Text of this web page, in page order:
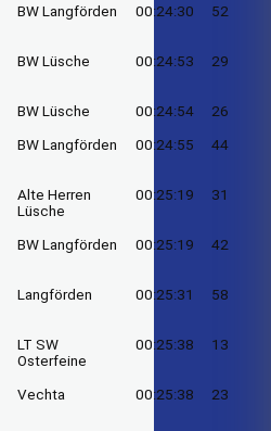
BW Langförden 00:24:30 52
BW Lüsche 00:24:53 29
BW Lüsche 00:24:54 26
BW Langförden 00:24:55 44
Alte Herren
Lüsche
00:25:19 31
BW Langförden 00:25:19 42
Langförden 00:25:31 58
LT SW
Osterfeine
00:25:38 13
Vechta 00:25:38 23